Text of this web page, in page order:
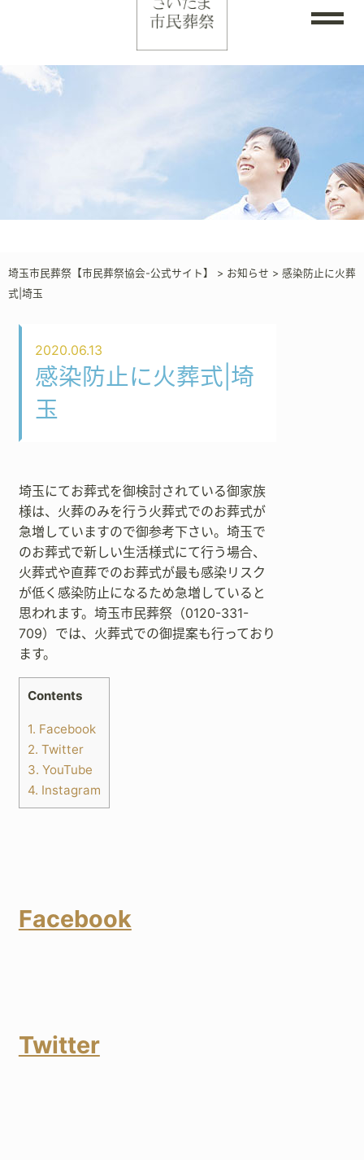
埼玉市民葬祭【市民葬祭協会-公式サイト】 > お知らせ > 感染防止に火葬
式|埼玉
2020.06.13
感染防止に火葬式|埼
玉
埼玉にてお葬式を御検討されている御家族
様は、火葬のみを行う火葬式でのお葬式が
急増していますので御参考下さい。埼玉で
のお葬式で新しい生活様式にて行う場合、
火葬式や直葬でのお葬式が最も感染リスク
が低く感染防止になるため急増していると
思われます。埼玉市民葬祭（0120-331-
709）では、火葬式での御提案も行っており
ます。
Contents
1. Facebook
2. Twitter
3. YouTube
4. Instagram
Facebook
Twitter